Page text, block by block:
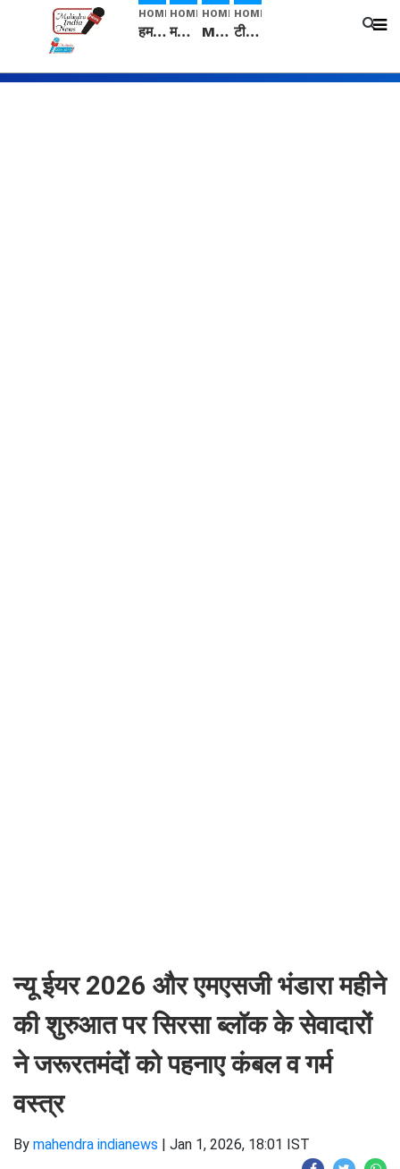
HOME
हम सनातनी..." सांसद kangana Ranaut से क्या बोली लड़की? Viral Jantar-Mantar | CJP protest
HOME
मनीषा हत्याकांड: हत्या, आत्महत्या या कोई बड़ा राज? | Full Story | Josh Haryana
HOME
Mangalsutra: हिंदू धर्म में शादी के बाद मंगलसूत्र क्यों पहनती है महिलाएं, किसने शुरु की ये परंपरा
HOME
टीम बीकेई ने एग्रीकल्चर ग्रेड की यूरिया खाद गट्टों में बदलकर टेक्निकल ग्रेड में बेचने वालों पर करवाई कार्रवाई: लखविंदर सिंह औलख
न्यू ईयर 2026 और एमएसजी भंडारा महीने
की शुरुआत पर सिरसा ब्लॉक के सेवादारों
ने जरूरतमंदों को पहनाए कंबल व गर्म
वस्त्र
By mahendra indianews | Jan 1, 2026, 18:01 IST